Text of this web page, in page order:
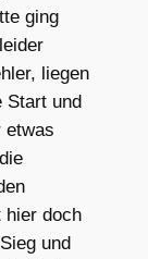
ging
liegen
Start und
etwas
hier doch
und